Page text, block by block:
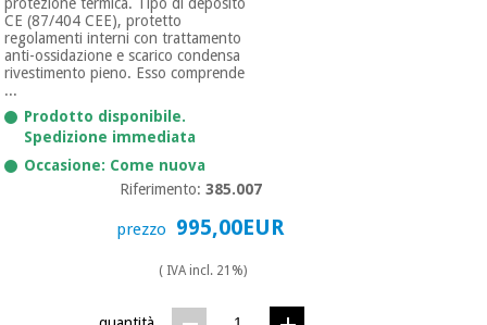
Aerobica,
fitness e
pilates
Sport
e
giochi
Materiale
essenziale
per la
protezione
coronavirus
CE (87/404 CEE), protetto
regolamenti interni con trattamento
anti-ossidazione e scarico condensa
rivestimento pieno. Esso comprende
...
Prodotto disponibile.
Spedizione immediata
Occasione: Come nuova
Riferimento:385.007
prezzo 995,00EUR
( IVA incl. 21%)